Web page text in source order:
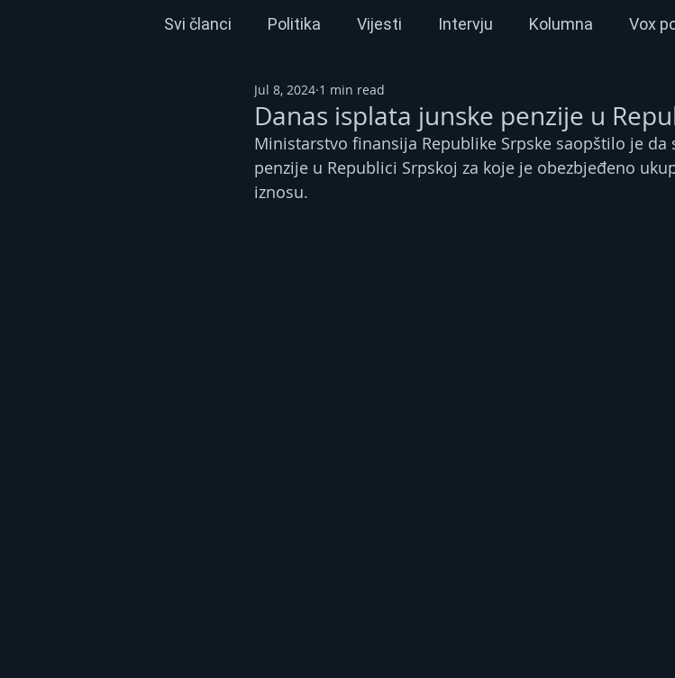
Svi članci Politika Vijesti Intervju Kolumna Vox
Danas isplata junske penzije u
Jul 8, 2024 1 min read
Ministarstvo finansija Republike Srpske saopštilo je da
penzije u Republici Srpskoj za koje je obezbjeđeno
iznosu.